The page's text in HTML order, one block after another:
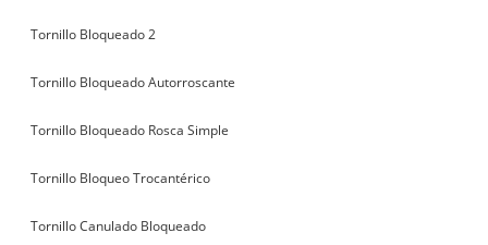
Tornillo Bloqueado 2
Tornillo Bloqueado Autorroscante
Tornillo Bloqueado Rosca Simple
Tornillo Bloqueo Trocantérico
Tornillo Canulado Bloqueado